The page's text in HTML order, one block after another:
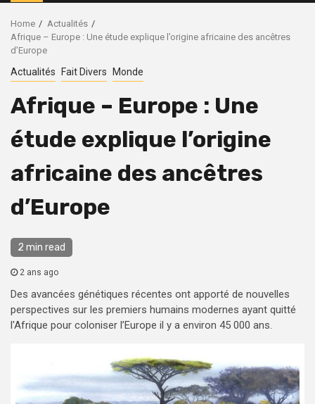
Menu
Home
Actualités
Afrique – Europe : Une étude explique l’origine africaine des ancêtres
d’Europe
Actualités Fait Divers Monde
Afrique – Europe : Une
étude explique l’origine
africaine des ancêtres
d’Europe
2 min read
2 ans ago
Des avancées génétiques récentes ont apporté de nouvelles
perspectives sur les premiers humains modernes ayant quitté
l'Afrique pour coloniser l’Europe il y a environ 45 000 ans.